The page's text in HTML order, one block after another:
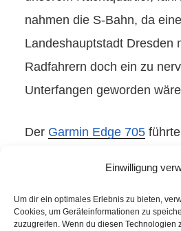
Einwilligung
Um dir ein optimales Erlebnis zu bieten,
Cookies, um Geräteinformationen zu
zuzugreifen. Wenn du diesen Technologien
nahmen die S-Bahn, da
Landeshauptstadt Dresden
Radfahrern doch ein zu
Unterfangen geworden
Der Garmin Edge 705
Alle waren zufrieden, das